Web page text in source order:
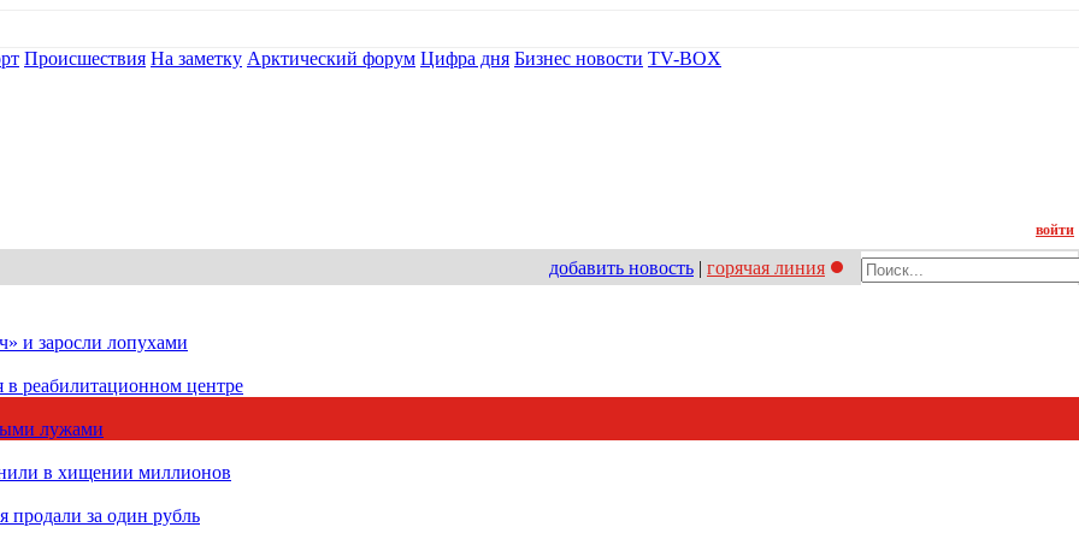
Происшествия На заметку Арктический форум Цифра дня Бизнес новости TV-BOX
войти
добавить новость | горячая линия
и заросли лопухами
реабилитационном центре
лужами
в хищении миллионов
продали за один рубль